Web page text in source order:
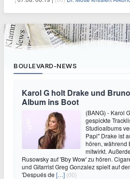
BOULEVARD-NEWS
Karol G holt Drake und
Album ins Boot
(BANG) - Karol
gespickte
Studioalbums
Papi" Drake ist
hören, während
mitwirkt.
Rusowsky auf 'Bby Wow' zu hören.
und Gitarrist Greg Gonzalez spielt auf
'Después de […] (00)